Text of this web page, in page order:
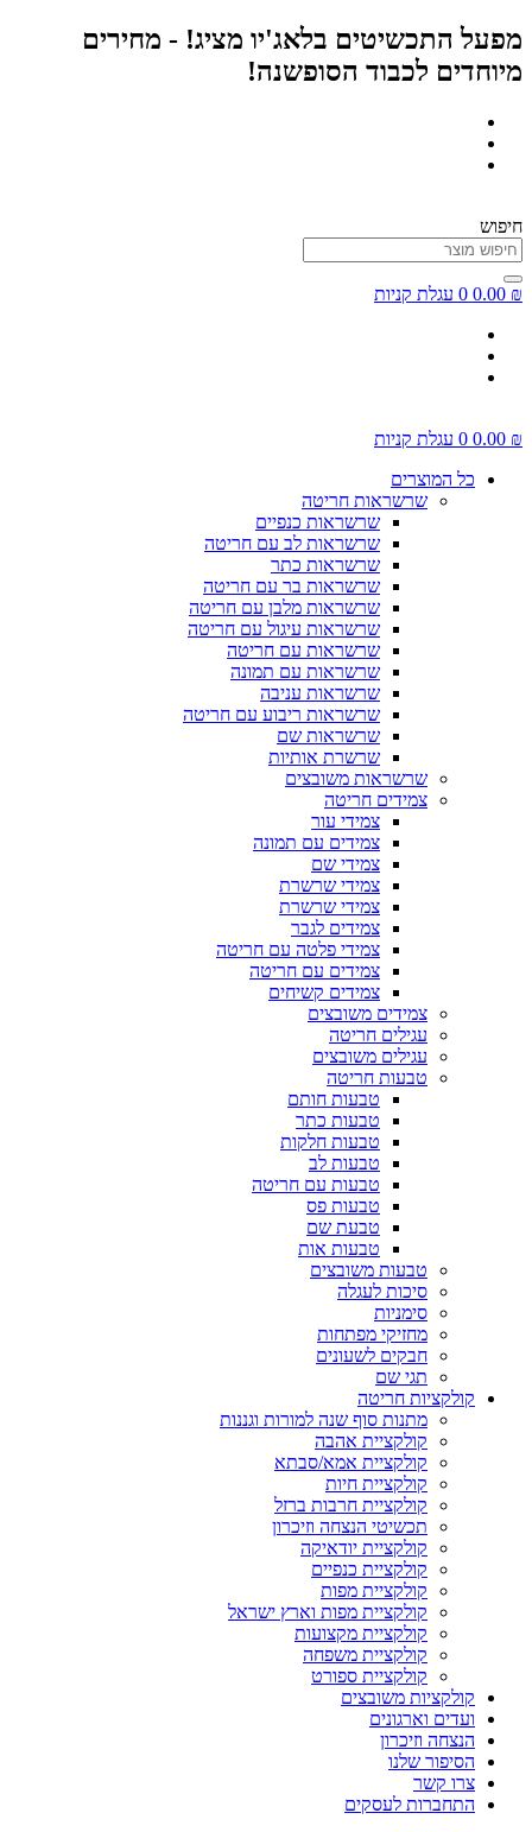
דלג
לתוכן
מפעל התכשיטים בלאג'יו מציג! - מחירים
מיוחדים לכבוד הסופשנה!
חיפוש
0.00 ₪
0 עגלת קניות
0.00 ₪
0 עגלת קניות
כל המוצרים
שרשראות חריטה
שרשראות כנפיים
שרשראות לב עם חריטה
שרשראות כתר
שרשראות בר עם חריטה
שרשראות מלבן עם חריטה
שרשראות עיגול עם חריטה
שרשראות עם חריטה
שרשראות עם תמונה
שרשראות עניבה
שרשראות ריבוע עם חריטה
שרשראות שם
שרשרת אותיות
שרשראות משובצים
צמידים חריטה
צמידי עור
צמידים עם תמונה
צמידי שם
צמידי שרשרת
צמידי שרשרת
צמידים לגבר
צמידי פלטה עם חריטה
צמידים עם חריטה
צמידים קשיחים
צמידים משובצים
עגילים חריטה
עגילים משובצים
טבעות חריטה
טבעות חותם
טבעות כתר
טבעות חלקות
טבעות לב
טבעות עם חריטה
טבעות פס
טבעת שם
טבעות אות
טבעות משובצים
סיכות לעגלה
סימניות
מחזיקי מפתחות
חבקים לשעונים
תגי שם
קולקציות חריטה
מתנות סוף שנה למורות וגננות
קולקציית אהבה
קולקציית אמא/סבתא
קולקציית חיות
קולקציית חרבות ברזל
תכשיטי הנצחה וזיכרון
קולקציית יודאיקה
קולקציית כנפיים
קולקציית מפות
קולקציית מפות וארץ ישראל
קולקציית מקצועות
קולקציית משפחה
קולקציית ספורט
קולקציות משובצים
ועדים וארגונים
הנצחה וזיכרון
הסיפור שלנו
צרו קשר
התחברות לעסקים